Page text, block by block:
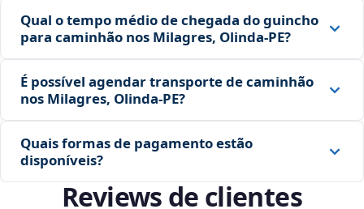
Qual o tempo médio de chegada do guincho
para caminhão nos Milagres, Olinda‑PE?
É possível agendar transporte de caminhão
nos Milagres, Olinda‑PE?
Quais formas de pagamento estão
disponíveis?
Reviews de clientes